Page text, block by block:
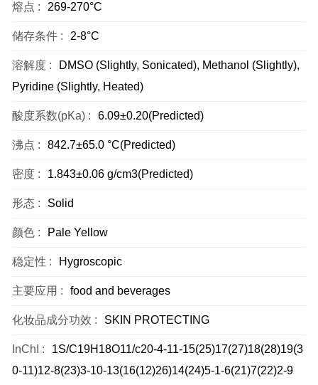
熔点 : 269-270°C
储存条件 : 2-8°C
溶解度 :
DMSO (Slightly, Sonicated), Methanol (Slightly),
Pyridine (Slightly, Heated)
酸度系数(pKa) : 6.09±0.20(Predicted)
沸点 : 842.7±65.0 °C(Predicted)
密度 : 1.843±0.06 g/cm3(Predicted)
形态 : Solid
颜色 : Pale Yellow
稳定性 : Hygroscopic
主要应用 : food and beverages
化妆品成分功效 : SKIN PROTECTING
InChI :
1S/C19H18O11/c20-4-11-15(25)17(27)18(28)19(3
0-11)12-8(23)3-10-13(16(12)26)14(24)5-1-6(21)7(22)2-9